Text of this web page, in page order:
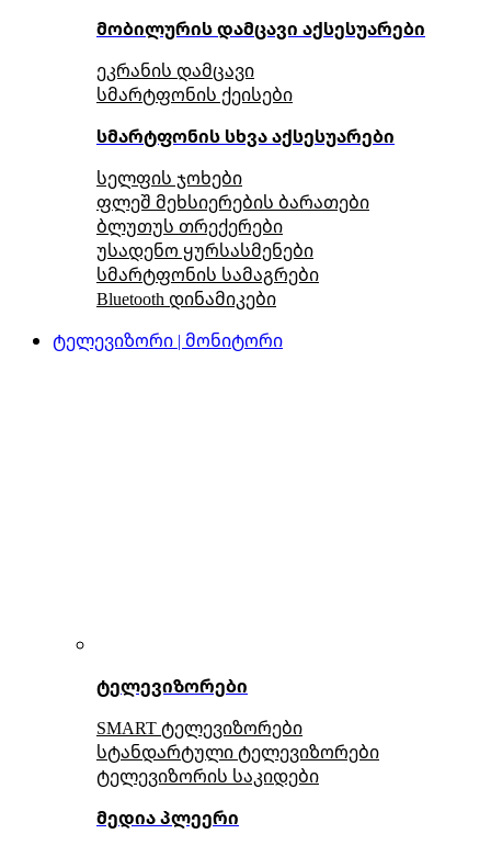
მობილურის დამცავი აქსესუარები
ეკრანის დამცავი
სმარტფონის ქეისები
სმარტფონის სხვა აქსესუარები
სელფის ჯოხები
ფლეშ მეხსიერების ბარათები
ბლუთუს თრექერები
უსადენო ყურსასმენები
სმარტფონის სამაგრები
Bluetooth დინამიკები
ტელევიზორი | მონიტორი
ტელევიზორები
SMART ტელევიზორები
სტანდარტული ტელევიზორები
ტელევიზორის საკიდები
მედია პლეერი